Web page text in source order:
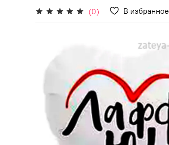
(0) В избранное